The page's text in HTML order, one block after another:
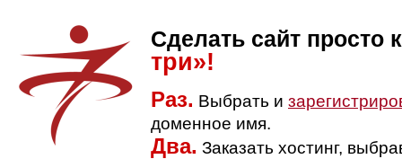
Сделать сайт просто
три»!
Раз. Выбрать и
доменное имя.
Два. Заказать хостинг,